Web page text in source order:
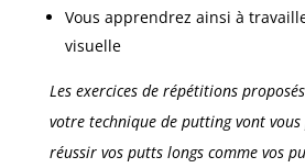
Vous apprendrez ainsi à
visuelle
Les exercices de répétitions
votre technique de putting vont
réussir vos putts longs comme vos